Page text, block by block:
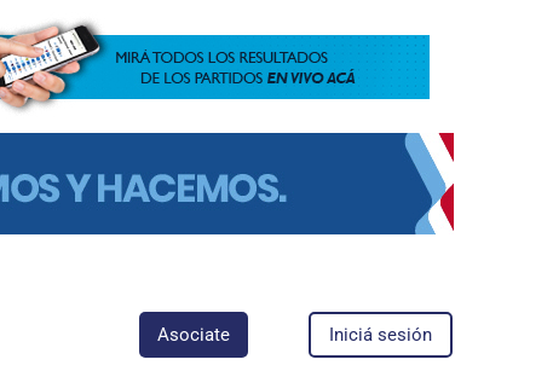
Asociate Iniciá sesión